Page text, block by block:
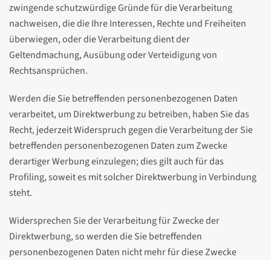
zwingende schutzwürdige Gründe für die Verarbeitung
nachweisen, die die Ihre Interessen, Rechte und Freiheiten
überwiegen, oder die Verarbeitung dient der
Geltendmachung, Ausübung oder Verteidigung von
Rechtsansprüchen.
Werden die Sie betreffenden personenbezogenen Daten
verarbeitet, um Direktwerbung zu betreiben, haben Sie das
Recht, jederzeit Widerspruch gegen die Verarbeitung der Sie
betreffenden personenbezogenen Daten zum Zwecke
derartiger Werbung einzulegen; dies gilt auch für das
Profiling, soweit es mit solcher Direktwerbung in Verbindung
steht.
Widersprechen Sie der Verarbeitung für Zwecke der
Direktwerbung, so werden die Sie betreffenden
personenbezogenen Daten nicht mehr für diese Zwecke